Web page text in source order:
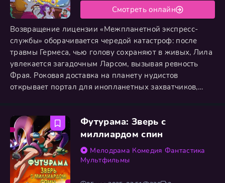
Возвращение лицензии «Межпланетной экспресс-
службы» оборачивается чередой катастроф: после
травмы Гермеса, чью голову сохраняют в живых, Лила
увлекается загадочным Ларсом, вызывая ревность
Фрая. Роковая доставка на планету нудистов
открывает портал для инопланетных захватчиков,
находят в таинственной татуировке на ягодице Фрая
— изображении головы Бендера, скрывающем код
для путешествий во времени.
Смотреть онлайн
Футурама: Зверь с
миллиардом спин
Мелодрама Комедия Фантастика
Мультфильмы